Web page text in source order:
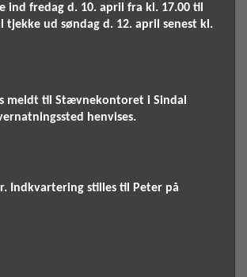
ind fredag d. 10. april fra kl. 17.00 til
tjekke ud søndag d. 12. april senest kl.
meldt til Stævnekontoret i Sindal
henvises.
Indkvartering stilles til Peter på